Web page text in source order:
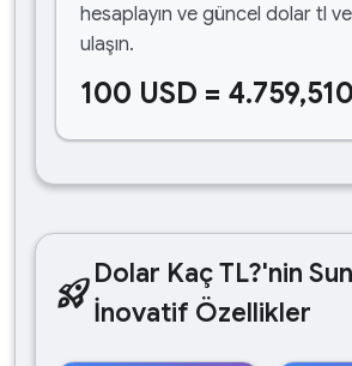
hesaplayın ve güncel dolar tl
ulaşın.
100 USD =
rocket_launchDolar Kaç TL?'nin
İnovatif Özellikler